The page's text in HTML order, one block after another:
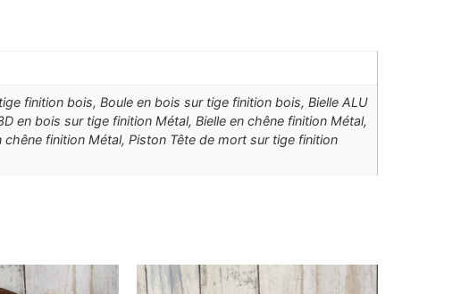
finition bois, Boule en bois sur tige finition bois, Bielle ALU
en bois sur tige finition Métal, Bielle en chêne finition Métal,
finition Métal, Piston Tête de mort sur tige finition